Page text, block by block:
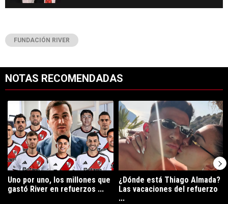
FUNDACIÓN RIVER
NOTAS RECOMENDADAS
Un artículo de tendencia con el título "Uno por uno, los millones
Uno por uno, los millones que
gastó River en refuerzos ...
Un artículo de tendencia con el
¿Dónde está Thiago Almada?
Las vacaciones del refuerzo
...